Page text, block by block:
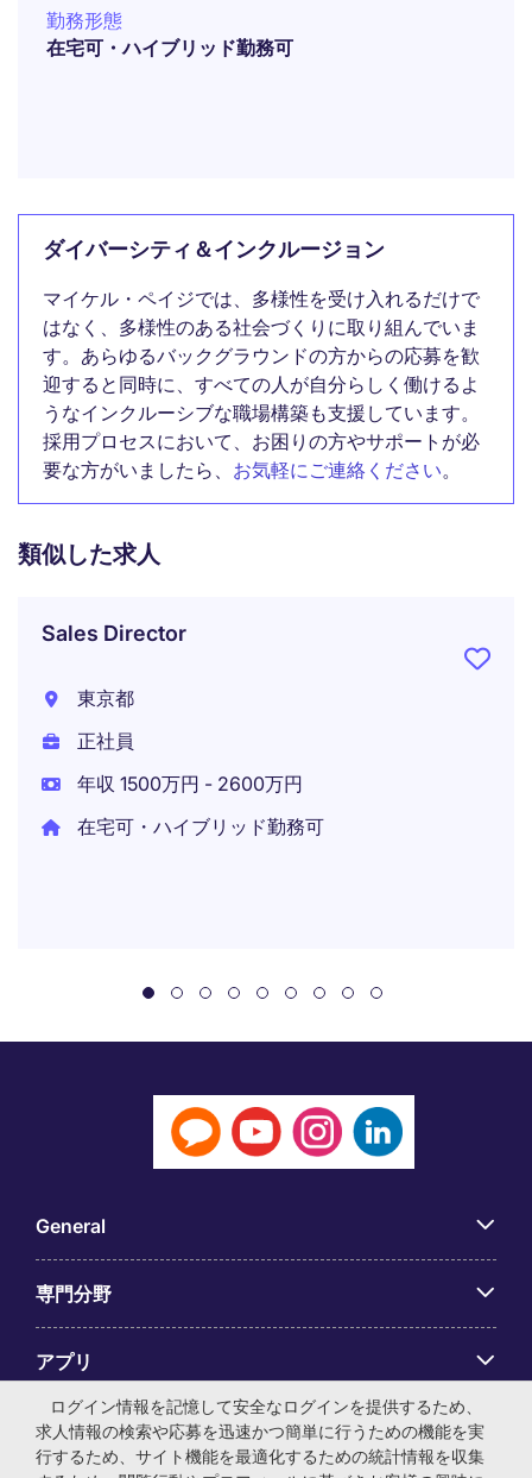
勤務形態
在宅可・ハイブリッド勤務可
ダイバーシティ＆インクルージョン
マイケル・ペイジでは、多様性を受け入れるだけで
はなく、多様性のある社会づくりに取り組んでいま
す。あらゆるバックグラウンドの方からの応募を歓
迎すると同時に、すべての人が自分らしく働けるよ
うなインクルーシブな職場構築も支援しています。
採用プロセスにおいて、お困りの方やサポートが必
要な方がいましたら、 お気軽にご連絡ください。
類似した求人
Sales Director
東京都
正社員
年収 1500万円 - 2600万円
在宅可・ハイブリッド勤務可
General
専門分野
アプリ
Employer Centre
ログイン情報を記憶して安全なログインを提供するため、
求人情報の検索や応募を迅速かつ簡単に行うための機能を実
行するため、サイト機能を最適化するための統計情報を収集